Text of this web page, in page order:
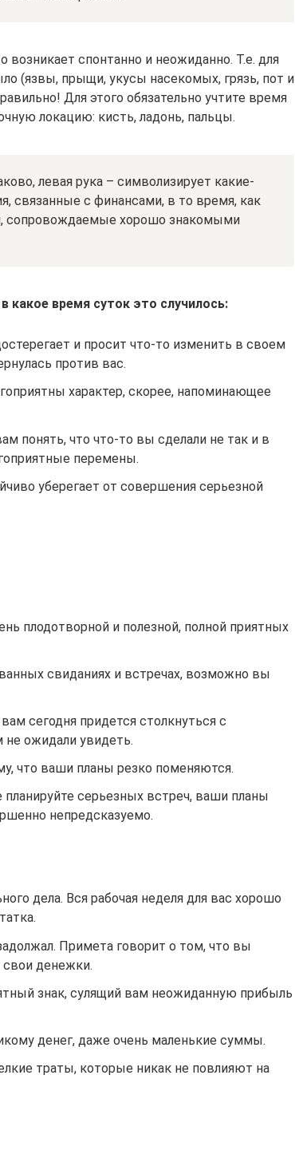
возникает спонтанно и неожиданно. Т.е. для
(язвы, прыщи, укусы насекомых, грязь, пот и
Для этого обязательно учтите время
локацию: кисть, ладонь, пальцы.
левая рука – символизирует какие-
связанные с финансами, в то время, как
сопровождаемые хорошо знакомыми
какое время суток это случилось:
и просит что-то изменить в своем
против вас.
характер, скорее, напоминающее
понять, что что-то вы сделали не так и в
перемены.
уберегает от совершения серьезной
плодотворной и полезной, полной приятных
свиданиях и встречах, возможно вы
сегодня придется столкнуться с
ожидали увидеть.
что ваши планы резко поменяются.
планируйте серьезных встреч, ваши планы
непредсказуемо.
дела. Вся рабочая неделя для вас хорошо
Примета говорит о том, что вы
свои денежки.
знак, сулящий вам неожиданную прибыль
денег, даже очень маленькие суммы.
траты, которые никак не повлияют на